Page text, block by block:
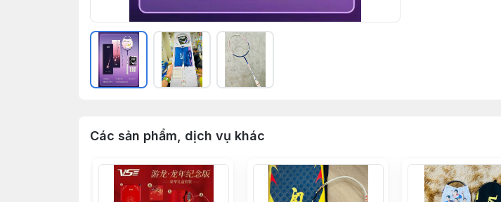
Các sản phẩm, dịch vụ khác